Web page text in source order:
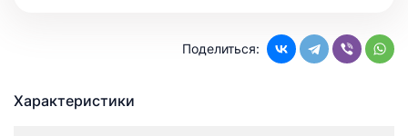
Поделиться:
Характеристики